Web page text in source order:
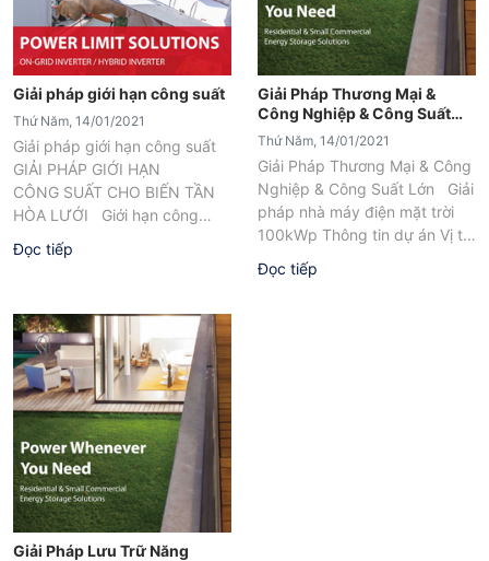
Giải pháp giới hạn công suất
Thứ Năm, 14/01/2021
Giải pháp giới hạn công suất
GIẢI PHÁP GIỚI HẠN
CÔNG SUẤT CHO BIẾN TẦN
HÒA LƯỚI Giới hạn công
suất đầu ra ● Giới hạn công
suất đầu ra biến...
Đọc tiếp
Giải Pháp Thương Mại &
Công Nghiệp & Công Suất
Lớn
Thứ Năm, 14/01/2021
Giải Pháp Thương Mại & Công
Nghiệp & Công Suất Lớn Giải
pháp nhà máy điện mặt trời
100kWp Thông tin dự án Vị trí
dự án: Munich /...
Đọc tiếp
Giải Pháp Lưu Trữ Năng